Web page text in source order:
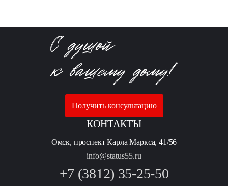
Получить консультацию
КОНТАКТЫ
Омск, проспект Карла Маркса, 41/56
info@status55.ru
+7 (3812) 35-25-50